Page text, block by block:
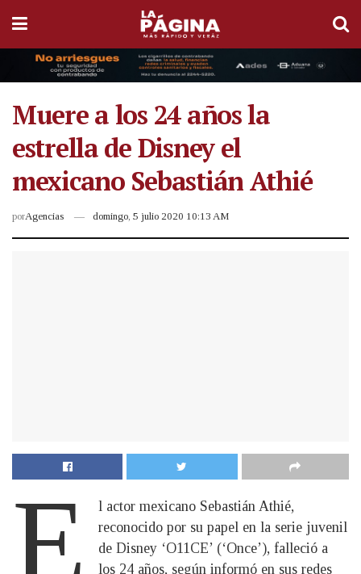
Muere a los 24 años la
estrella de Disney el
mexicano Sebastián Athié
porAgencias domingo, 5 julio 2020 10:13 AM
E
l actor mexicano Sebastián Athié,
reconocido por su papel en la serie juvenil
de Disney ‘O11CE’ (‘Once’), falleció a
los 24 años, según informó en sus redes